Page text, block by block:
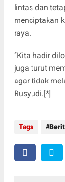
lintas dan
menciptakan
raya.
“Kita hadir
juga turut
agar tidak
Rusyudi.[*]
Tags